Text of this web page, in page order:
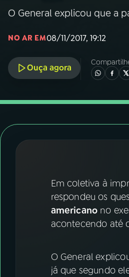
PODCASTS
Instagram X
O General explicou que a
NO AR EM08/11/2017, 19:12
Ouça agora
Em coletiva à
respondeu os
americano no
acontecendo até
O General
já que segundo